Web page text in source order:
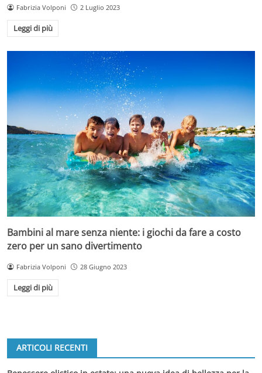
Fabrizia Volponi 2 Luglio 2023
Leggi di più
Bambini al mare senza niente: i giochi da fare a costo
zero per un sano divertimento
Fabrizia Volponi 28 Giugno 2023
Leggi di più
ARTICOLI RECENTI